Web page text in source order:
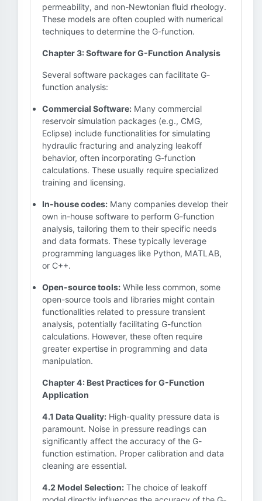
permeability, and non-Newtonian fluid rheology.
These models are often coupled with numerical
techniques to determine the G-function.
Chapter 3: Software for G-Function Analysis
Several software packages can facilitate G-
function analysis:
Commercial Software: Many commercial
reservoir simulation packages (e.g., CMG,
Eclipse) include functionalities for simulating
hydraulic fracturing and analyzing leakoff
behavior, often incorporating G-function
calculations. These usually require specialized
training and licensing.
In-house codes: Many companies develop their
own in-house software to perform G-function
analysis, tailoring them to their specific needs
and data formats. These typically leverage
programming languages like Python, MATLAB,
or C++.
Open-source tools: While less common, some
open-source tools and libraries might contain
functionalities related to pressure transient
analysis, potentially facilitating G-function
calculations. However, these often require
greater expertise in programming and data
manipulation.
Chapter 4: Best Practices for G-Function
Application
4.1 Data Quality: High-quality pressure data is
paramount. Noise in pressure readings can
significantly affect the accuracy of the G-
function estimation. Proper calibration and data
cleaning are essential.
4.2 Model Selection: The choice of leakoff